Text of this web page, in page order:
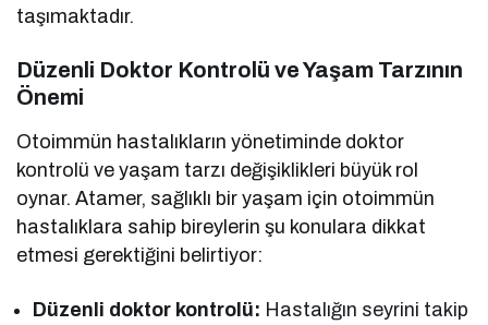
taşımaktadır.
Düzenli Doktor Kontrolü ve Yaşam Tarzının
Önemi
Otoimmün hastalıkların yönetiminde doktor
kontrolü ve yaşam tarzı değişiklikleri büyük rol
oynar. Atamer, sağlıklı bir yaşam için otoimmün
hastalıklara sahip bireylerin şu konulara dikkat
etmesi gerektiğini belirtiyor:
Düzenli doktor kontrolü: Hastalığın seyrini takip